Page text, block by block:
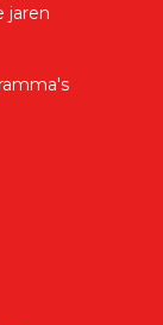
jaren